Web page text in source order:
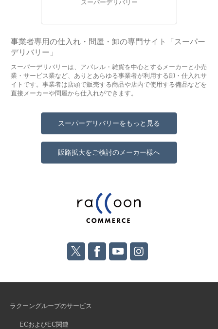
スーパーデリバリー
事業者専用の仕入れ・問屋・卸の専門サイト「スーパー
デリバリー」
スーパーデリバリーは、アパレル・雑貨を中心とするメーカーと小売
業・サービス業など、ありとあらゆる事業者が利用する卸・仕入れサ
イトです。事業者は店頭で販売する商品や店内で使用する備品などを
直接メーカーや問屋から仕入れができます。
スーパーデリバリーをもっと見る
販路拡大をご検討のメーカー様へ
ラクーングループのサービス
ECおよびEC関連